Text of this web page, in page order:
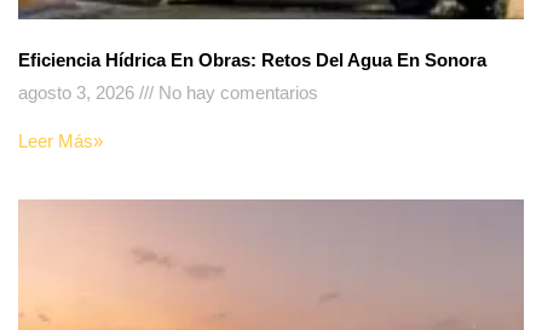
Eficiencia Hídrica En Obras: Retos Del Agua En Sonora
agosto 3, 2026
No hay comentarios
Leer Más»